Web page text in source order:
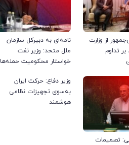
از وزارت
تداوم
نامه‌ای به دبیرکل سازمان
ملل متحد: وزیر نفت
خواستار محکومیت حمله‌ها
ایران شد
تصمیمات
وزیر دفاع: حرکت ایران
به‌سوی تجهیزات نظامی
هوشمند